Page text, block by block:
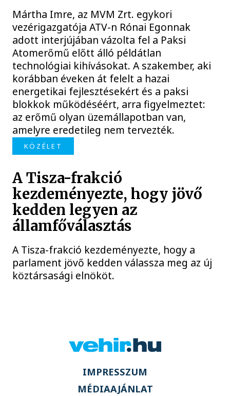
Mártha Imre, az MVM Zrt. egykori
vezérigazgatója ATV-n Rónai Egonnak
adott interjújában vázolta fel a Paksi
Atomerőmű előtt álló példátlan
technológiai kihívásokat. A szakember, aki
korábban éveken át felelt a hazai
energetikai fejlesztésekért és a paksi
blokkok működéséért, arra figyelmeztet:
az erőmű olyan üzemállapotban van,
amelyre eredetileg nem tervezték.
KÖZÉLET
A Tisza-frakció
kezdeményezte, hogy jövő
kedden legyen az
államfőválasztás
A Tisza-frakció kezdeményezte, hogy a
parlament jövő kedden válassza meg az új
köztársasági elnököt.
IMPRESSZUM
MÉDIAAJÁNLAT